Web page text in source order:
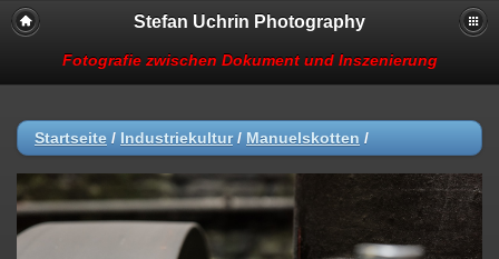
Stefan Uchrin Photography
Fotografie zwischen Dokument und Inszenierung
Startseite / Industriekultur/ Manuelskotten /